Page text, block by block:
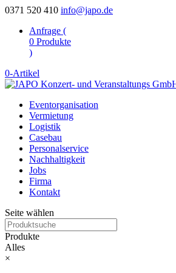
0371 520 410 info@japo.de
Anfrage (
0 Produkte
)
0-Artikel
Eventorganisation
Vermietung
Logistik
Casebau
Personalservice
Nachhaltigkeit
Jobs
Firma
Kontakt
Seite wählen
Produkte
Alles
×